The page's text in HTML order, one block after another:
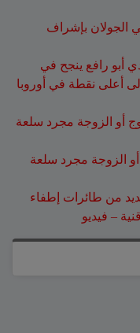
في الجولان بإشراف
أبو رافع ينجح في
أعلى نقطة في أوروبا
أو الزوجة مجرد سلعة
الزوجة مجرد سلعة
من طائرات إطفاء
– فيديو